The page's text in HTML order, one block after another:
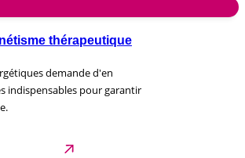
thérapeutique
demande d'en
indispensables pour garantir